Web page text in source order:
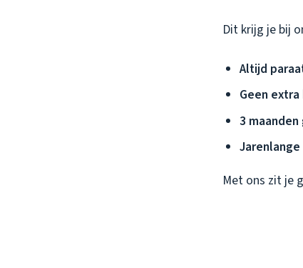
Dit krijg je bij
Altijd
Geen
3
Met ons zit je